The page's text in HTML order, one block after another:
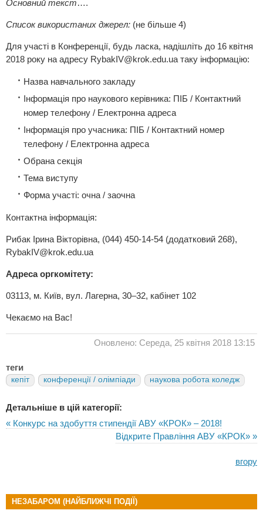
Основний текст….
Список використаних джерел: (не більше 4)
Для участі в Конференції, будь ласка, надішліть до 16 квітня
2018 року на адресу RybakIV@krok.edu.ua таку інформацію:
Назва навчального закладу
Інформація про наукового керівника: ПІБ / Контактний
номер телефону / Електронна адреса
Інформація про учасника: ПІБ / Контактний номер
телефону / Електронна адреса
Обрана секція
Тема виступу
Форма участі: очна / заочна
Контактна інформація:
Рибак Ірина Вікторівна, (044) 450-14-54 (додатковий 268),
RybakIV@krok.edu.ua
Адреса оргкомітету:
03113, м. Київ, вул. Лагерна, 30–32, кабінет 102
Чекаємо на Вас!
Оновлено: Середа, 25 квітня 2018 13:15
теги
кепіт конференції / олімпіади наукова робота коледж
Детальніше в цій категорії:
« Конкурс на здобуття стипендії АВУ «КРОК» – 2018!
Відкрите Правління АВУ «КРОК» »
вгору
НЕЗАБАРОМ (НАЙБЛИЖЧІ ПОДІЇ)